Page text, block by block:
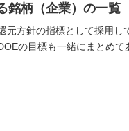
銘柄（企業）の一覧
元方針の指標として採用し
の目標も一緒にまとめて